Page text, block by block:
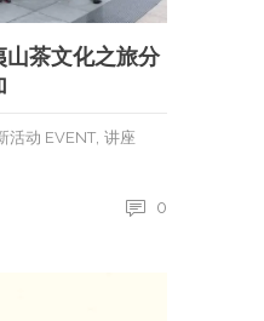
茶文化之旅分
活动 EVENT, 讲座
0